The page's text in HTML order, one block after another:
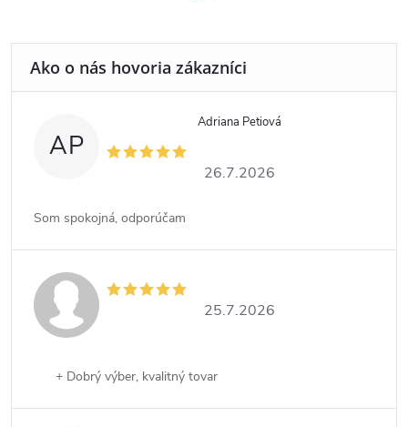
AP
Adriana Petiová
26.7.2026
Som spokojná, odporúčam
25.7.2026
+ Dobrý výber, kvalitný tovar